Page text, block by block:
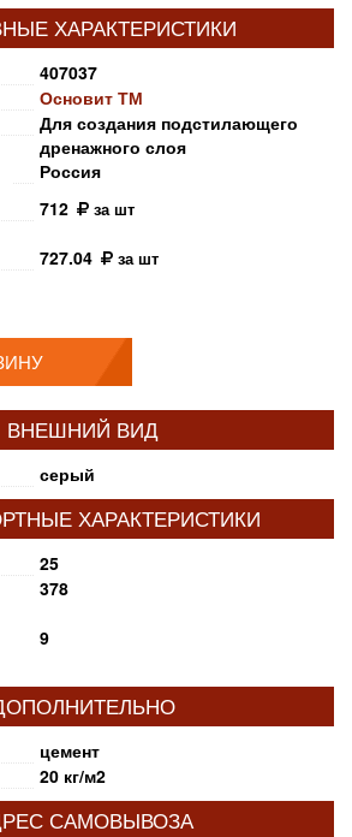
ХАРАКТЕРИСТИКИ
407037
Основит ТМ
Для создания подстилающего
дренажного слоя
Россия
712 за шт
727.04 за шт
ВНЕШНИЙ ВИД
серый
ХАРАКТЕРИСТИКИ
25
378
9
цемент
20 кг/м2
САМОВЫВОЗА